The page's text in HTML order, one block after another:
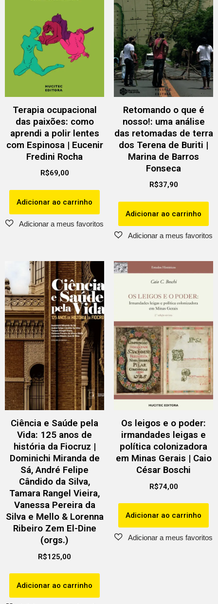
Terapia ocupacional
das paixões: como
aprendi a polir lentes
com Espinosa | Eucenir
Fredini Rocha
R$69,00
Adicionar ao carrinho
Retomando o que é
nosso!: uma análise
das retomadas de terra
dos Terena de Buriti |
Marina de Barros
Fonseca
R$37,90
Adicionar ao carrinho
Ciência e Saúde pela
Vida: 125 anos de
história da Fiocruz |
Dominichi Miranda de
Sá, André Felipe
Cândido da Silva,
Tamara Rangel Vieira,
Vanessa Pereira da
Silva e Mello & Lorenna
Ribeiro Zem El-Dine
(orgs.)
R$125,00
Adicionar ao carrinho
Os leigos e o poder:
irmandades leigas e
política colonizadora
em Minas Gerais | Caio
César Boschi
R$74,00
Adicionar ao carrinho